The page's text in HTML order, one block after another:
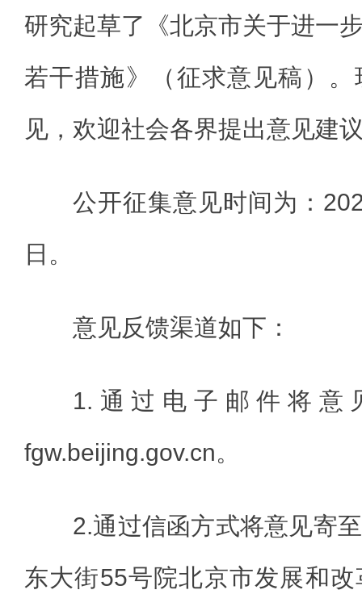
研究起草了《北京市关于进一
若干措施》（征求意见稿）
见，欢迎社会各界提出意见建
公开征集意见时间为：
日。
意见反馈渠道如下：
1.通过电子邮件将意
fgw.beijing.gov.cn。
2.通过信函方式将意见寄
东大街55号院北京市发展和